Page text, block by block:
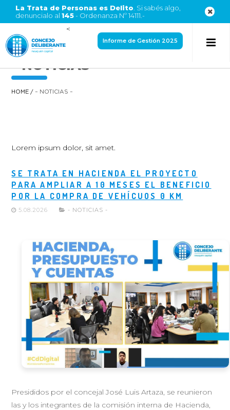
La Trata de Personas es Delito . Si sabés algo,
denuncialo al 145- Ordenanza Nº 14111.-
<
Informe de Gestión 2025
– NOTICIAS –
HOME /– NOTICIAS –
Lorem ipsum dolor, sit amet.
SE TRATA EN HACIENDA EL PROYECTO
PARA AMPLIAR A 10 MESES EL BENEFICIO
POR LA COMPRA DE VEHÍCUOS 0 KM
5.08.2026 - NOTICIAS -
Presididos por el concejal José Luis Artaza, se reunieron
las y los integrantes de la comisión interna de Hacienda,